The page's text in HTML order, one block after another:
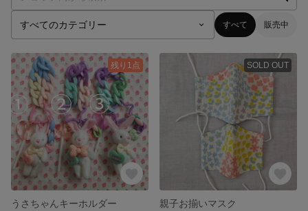
すべて 販売中
残り1点
うさちゃんキーホルダー
SOLD OUT
親子お揃いマスク